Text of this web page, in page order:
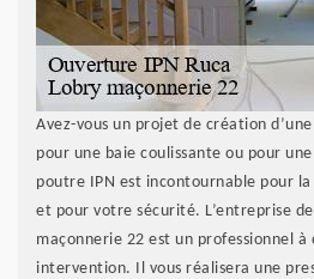
Avez-vous un projet de création
pour une baie coulissante ou pour
poutre IPN est incontournable pour
et pour votre sécurité. L’entreprise
maçonnerie 22 est un professionnel
intervention. Il vous réalisera une